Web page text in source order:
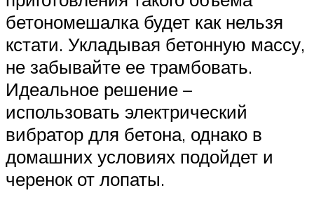
бетономешалка будет как нельзя
кстати. Укладывая бетонную массу,
не забывайте ее трамбовать.
Идеальное решение –
использовать электрический
вибратор для бетона, однако в
домашних условиях подойдет и
черенок от лопаты.